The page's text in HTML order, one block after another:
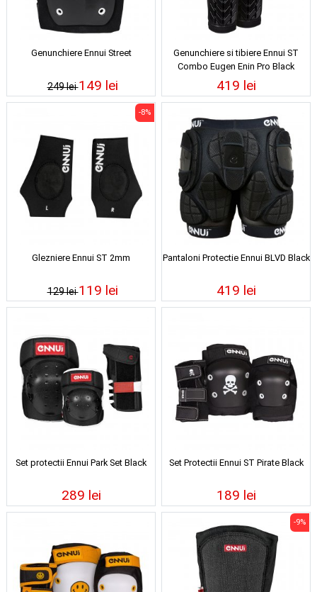
Genunchiere Ennui Street
249 lei149 lei
Genunchiere si tibiere Ennui ST
Combo Eugen Enin Pro Black
419 lei
Glezniere Ennui ST 2mm
129 lei
-8%
119 lei
Pantaloni Protectie Ennui BLVD Black
419 lei
Set protectii Ennui Park Set Black
289 lei
Set Protectii Ennui ST Pirate Black
189 lei
-9%